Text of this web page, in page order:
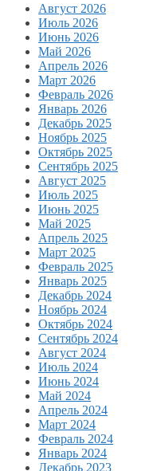
Август 2026
Июль 2026
Июнь 2026
Май 2026
Апрель 2026
Март 2026
Февраль 2026
Январь 2026
Декабрь 2025
Ноябрь 2025
Октябрь 2025
Сентябрь 2025
Август 2025
Июль 2025
Июнь 2025
Май 2025
Апрель 2025
Март 2025
Февраль 2025
Январь 2025
Декабрь 2024
Ноябрь 2024
Октябрь 2024
Сентябрь 2024
Август 2024
Июль 2024
Июнь 2024
Май 2024
Апрель 2024
Март 2024
Февраль 2024
Январь 2024
Декабрь 2023